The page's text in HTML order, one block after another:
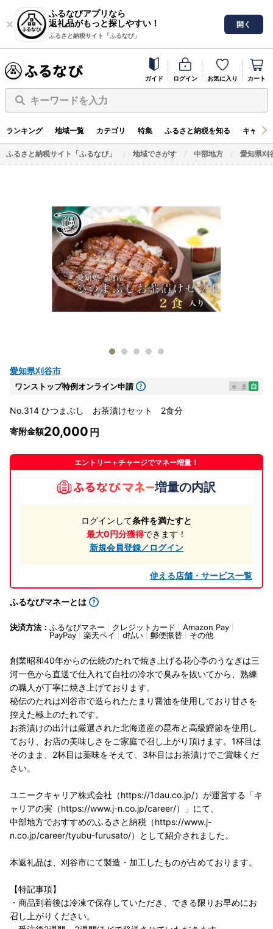
ふるなびアプリなら
返礼品がもっと探しやすい！
ふるさと納税サイト「ふるなび」
開く
ガイド ログイン お気に入り カート
キーワードを入力
ランキング 地域一覧 カテゴリ 特集 ふるさと納税を知る キャン
ふるさと納税サイト「ふるなび」 地域でさがす 中部地方 愛知県刈
愛知県刈谷市
ワンストップ特例オンライン申請 e ま 自
No.314 ひつまぶし お茶漬けセット 2食分
寄附金額20,000
エントリー＋チャージでマネー増量！
増量の内訳
ログインして条件を満たすと
最大0円分獲得できます！
新規会員登録／ログイン
使える店舗・サービス一覧
ふるなびマネーとは
決済方法： ふるなびマネー クレジットカード
Amazon Pay
PayPay
楽天ペイ d払い 郵便振替 その他
創業昭和40年からの伝統のたれで焼き上げる花心亭のうなぎは三
河一色から直送で仕入れて自社の冷水で臭みを抜いてから、熟練
の職人が丁寧に焼き上げております。
秘伝のたれは刈谷市で造られたたまり醤油を使用しており甘さを
控えた極上のたれです。
お茶漬けの出汁は厳選された北海道産の昆布と高級鰹節を使用し
ており、お店の美味しさをご家庭で召し上がり頂けます。1杯目は
そのまま、2杯目は薬味をそえて、3杯目はお茶漬けでご賞味くだ
さい。
ユニークキャリア株式会社（https://1dau.co.jp/）が運営する「キ
ャリアの実（https://www.j-n.co.jp/career/）」にて、
中部地方でおすすめのふるさと納税（https://www.j-
n.co.jp/career/tyubu-furusato/）として紹介されました。
本返礼品は、刈谷市にて製造・加工したものが占めております。
【特記事項】
・商品到着後は冷凍で保存していただき、できる限りお早めにお
召し上がりください。